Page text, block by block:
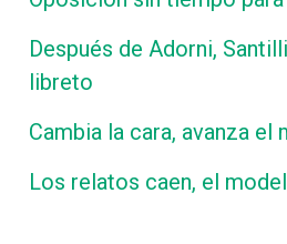
Después de Adorni,
libreto
Cambia la cara, avanza el
Los relatos caen, el